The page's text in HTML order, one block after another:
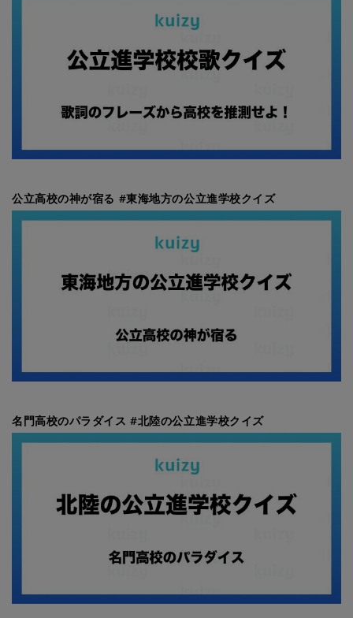
公立高校の神が宿る #東海地方の公立進学校クイズ
名門高校のパラダイス #北陸の公立進学校クイズ